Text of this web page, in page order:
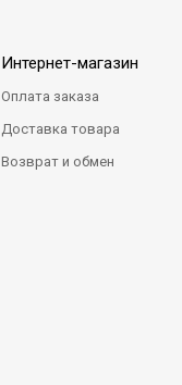
Интернет-магазин
Оплата заказа
Доставка товара
Возврат и обмен